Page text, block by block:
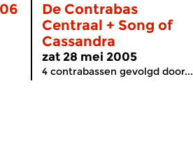
De Contrabas
Centraal + Song of
Cassandra
zat 28 mei 2005
4 contrabassen gevolgd door...